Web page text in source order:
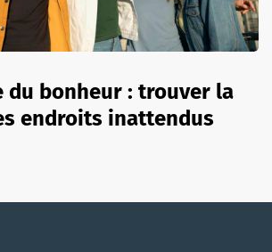
du bonheur : trouver la
endroits inattendus